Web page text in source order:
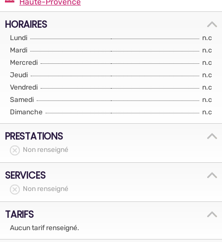
HORAIRES
Lundi
n.c
Mardi
n.c
Mercredi
n.c
Jeudi
n.c
Vendredi
n.c
Samedi
n.c
Dimanche
n.c
PRESTATIONS
Non renseigné
SERVICES
Non renseigné
TARIFS
Aucun tarif renseigné.